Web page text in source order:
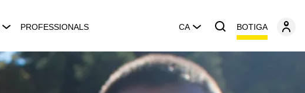
PROFESSIONALS CA BOTIGA